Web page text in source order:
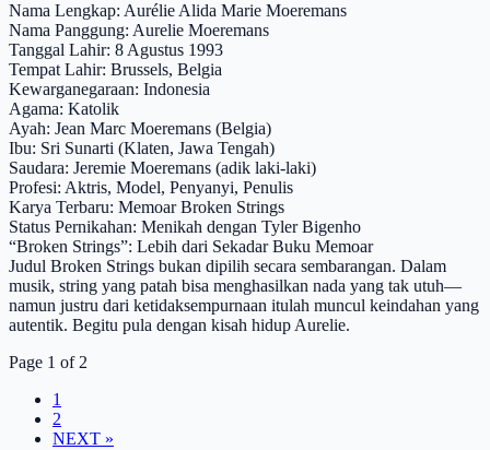
Nama Lengkap: Aurélie Alida Marie Moeremans
Nama Panggung: Aurelie Moeremans
Tanggal Lahir: 8 Agustus 1993
Tempat Lahir: Brussels, Belgia
Kewarganegaraan: Indonesia
Agama: Katolik
Ayah: Jean Marc Moeremans (Belgia)
Ibu: Sri Sunarti (Klaten, Jawa Tengah)
Saudara: Jeremie Moeremans (adik laki-laki)
Profesi: Aktris, Model, Penyanyi, Penulis
Karya Terbaru: Memoar Broken Strings
Status Pernikahan: Menikah dengan Tyler Bigenho
“Broken Strings”: Lebih dari Sekadar Buku Memoar
Judul Broken Strings bukan dipilih secara sembarangan. Dalam
musik, string yang patah bisa menghasilkan nada yang tak utuh—
namun justru dari ketidaksempurnaan itulah muncul keindahan yang
autentik. Begitu pula dengan kisah hidup Aurelie.
Page 1 of 2
1
2
NEXT »